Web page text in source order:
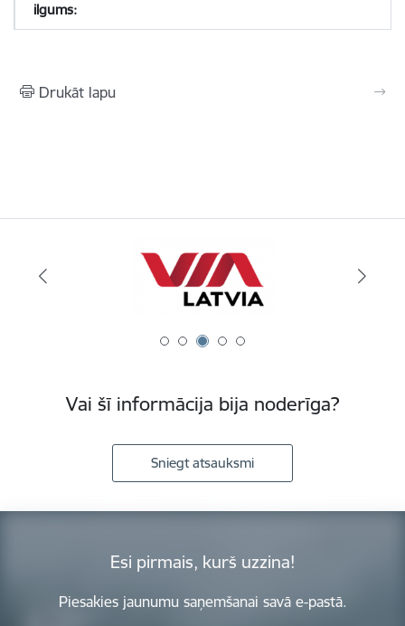
Drukāt lapu
Vai šī informācija bija noderīga?
Sniegt atsauksmi
Esi pirmais, kurš uzzina!
Piesakies jaunumu saņemšanai savā e-pastā.